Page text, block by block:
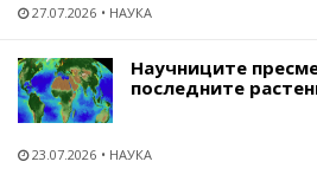
27.07.2026 НАУКА
Научниците
последните
23.07.2026 НАУКА